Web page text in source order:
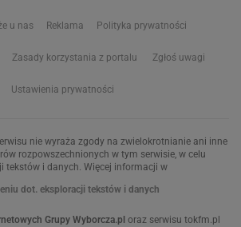
u nas Reklama Polityka prywatności
Zasady korzystania z portalu Zgłoś uwagi
Ustawienia prywatności
nie wyraża zgody na zwielokrotnianie ani inne
rozpowszechnionych w tym serwisie, w celu
tekstów i danych. Więcej informacji w
dot. eksploracji tekstów i danych
Grupy Wyborcza.pl oraz serwisu tokfm.pl